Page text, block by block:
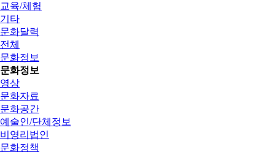
교육/체험
기타
문화달력
전체
문화정보
문화정보
영상
문화자료
문화공간
예술인/단체정보
비영리법인
문화정책